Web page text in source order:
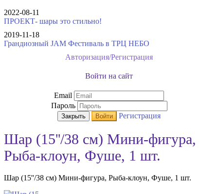
2022-08-11
ПРОЕКТ- шары это стильно!
2019-11-18
Грандиозный JAM Фестиваль в ТРЦ НЕБО
Авторизация/Регистрация
Войти на сайт
Email
Пароль
Закрыть Войти Регистрация
Шар (15''/38 см) Мини-фигура,
Рыба-клоун, Фуше, 1 шт.
Шар (15''/38 см) Мини-фигура, Рыба-клоун, Фуше, 1 шт.